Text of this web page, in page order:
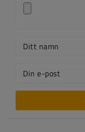
Ditt namn
Din e-post